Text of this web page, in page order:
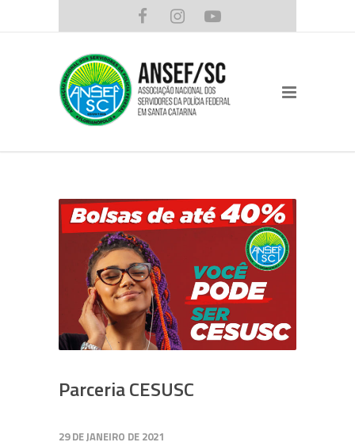
Parceria CESUSC
29 DE JANEIRO DE 2021